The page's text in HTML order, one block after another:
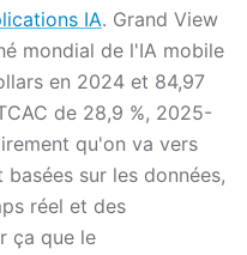
IA. Grand View
mondial de l'IA mobile
en 2024 et 84,97
de 28,9 %, 2025-
qu'on va vers
sur les données,
réel et des
ça que le